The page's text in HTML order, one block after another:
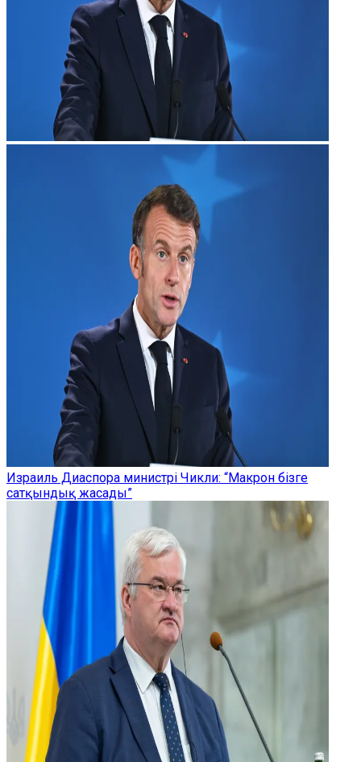
Израиль Диаспора министрі Чикли: “Макрон бізге
сатқындық жасады”